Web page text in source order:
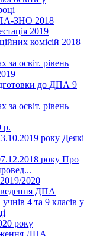
ЗНО 2018
2019
комісій 2018
освіт. рівень
до ДПА 9
освіт. рівень
р.
року Деякі
року Про
2020
ДПА
4 та 9 класів у
року
ДПА